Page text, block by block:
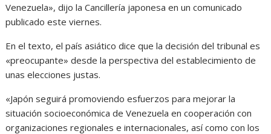
Venezuela», dijo la Cancillería japonesa en un comunicado
publicado este viernes.
En el texto, el país asiático dice que la decisión del tribunal es
«preocupante» desde la perspectiva del establecimiento de
unas elecciones justas.
«Japón seguirá promoviendo esfuerzos para mejorar la
situación socioeconómica de Venezuela en cooperación con
organizaciones regionales e internacionales, así como con los